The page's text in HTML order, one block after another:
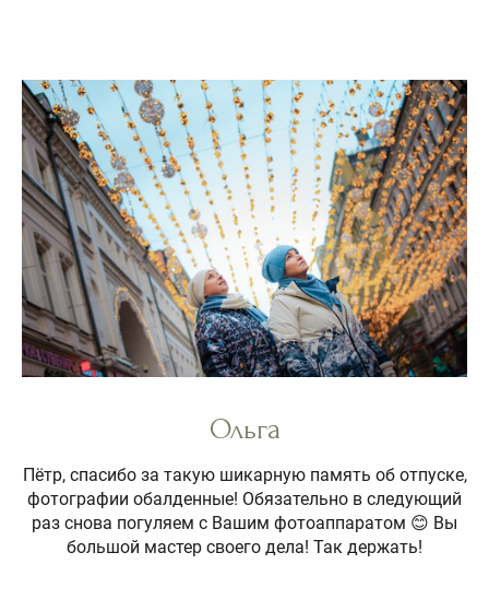
Ольга
Пётр, спасибо за такую шикарную память об отпуске,
фотографии обалденные! Обязательно в следующий
раз снова погуляем с Вашим фотоаппаратом 😊 Вы
большой мастер своего дела! Так держать!